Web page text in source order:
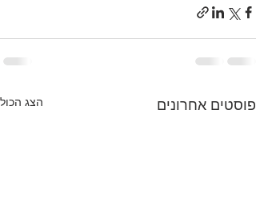
פוסטים אחרונים הצג הכול